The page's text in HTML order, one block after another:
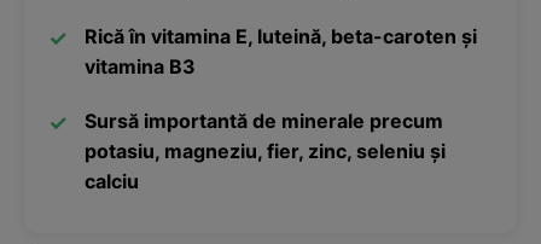
Rică în vitamina E, luteină, beta-caroten și
vitamina B3
Sursă importantă de minerale precum
potasiu, magneziu, fier, zinc, seleniu și
calciu